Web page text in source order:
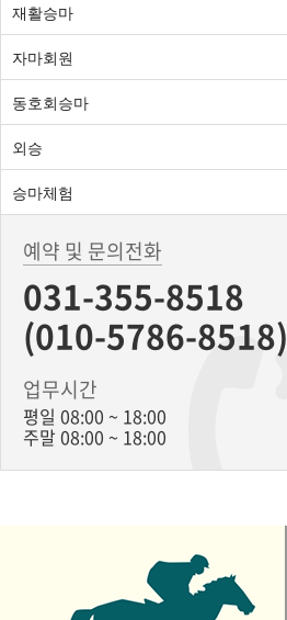
재활승마
자마회원
동호회승마
외승
승마체험
예약 및 문의전화
031-355-8518
(010-5786-8518)
업무시간
평일 08:00 ~ 18:00
주말 08:00 ~ 18:00